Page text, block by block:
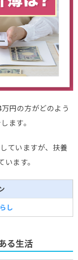
円の方がどのよう
ます。
ていますが、扶養
ます。
し
る生活